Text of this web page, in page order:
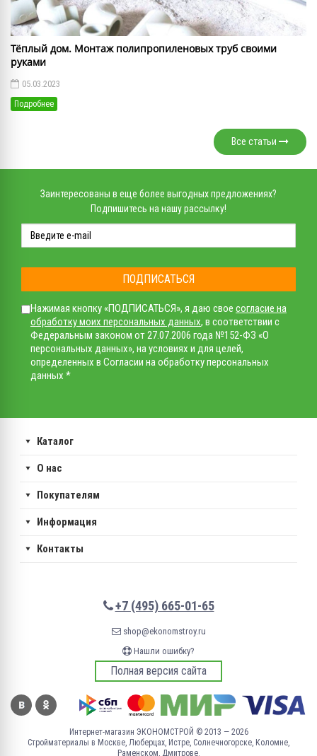
Тёплый дом. Монтаж полипропиленовых труб своими
руками
05.03.2023
Подробнее
Все статьи
Заинтересованы в еще более выгодных предложениях?
Подпишитесь на нашу рассылку!
ПОДПИСАТЬСЯ
Нажимая кнопку «ПОДПИСАТЬСЯ», я даю свое согласие на
обработку моих персональных данных, в соответствии с
Федеральным законом от 27.07.2006 года №152-ФЗ «О
персональных данных», на условиях и для целей,
определенных в Согласии на обработку персональных
данных *
Каталог
О нас
Покупателям
Информация
Контакты
+7 (495) 665-01-65
shop@ekonomstroy.ru
Нашли ошибку?
Полная версия сайта
Интернет-магазин ЭКОНОМСТРОЙ © 2013 — 2026
Стройматериалы в Москве, Люберцах, Истре, Солнечногорске, Коломне,
Раменском, Дмитрове.